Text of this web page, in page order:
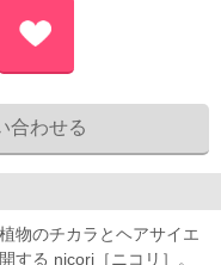
物のチカラとヘアサイエ
する nicori［ニコリ］。